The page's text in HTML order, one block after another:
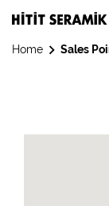
Home Sales